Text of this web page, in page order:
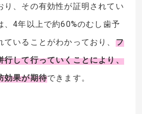
り、その有効性が証明されてい
、4年以上で約60%のむし歯予
いることがわかっており、 フ
行して行っていくことにより、
効果が期待できます。